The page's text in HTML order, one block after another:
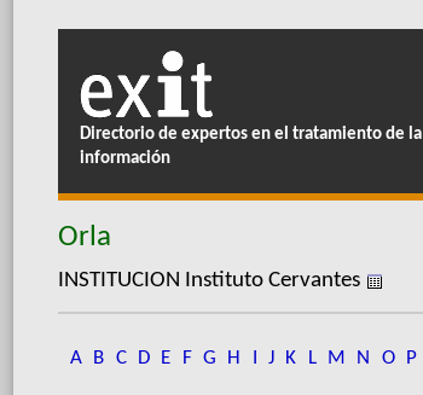
Directorio de expertos en el tratamiento de la
información
Orla
INSTITUCION Instituto Cervantes
A B C D E F G H J K L M N O P